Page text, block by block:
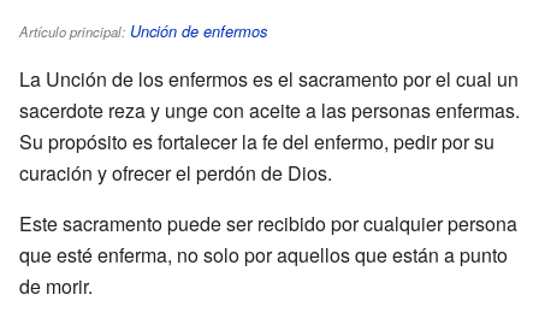
Artículo principal: Unción de enfermos
La Unción de los enfermos es el sacramento por el cual un
sacerdote reza y unge con aceite a las personas enfermas.
Su propósito es fortalecer la fe del enfermo, pedir por su
curación y ofrecer el perdón de Dios.
Este sacramento puede ser recibido por cualquier persona
que esté enferma, no solo por aquellos que están a punto
de morir.